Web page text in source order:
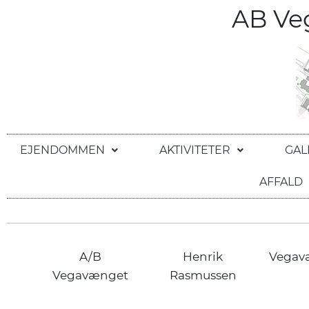
AB
EJENDOMMEN AKTIVITETER
AFFALD
A/B
Vegavænget
Henrik
Rasmussen